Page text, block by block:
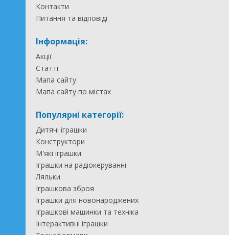
Контакти
Питання та відповіді
Інформація:
Акції
Статті
Мапа сайту
Мапа сайту по містах
Популярні категорії:
Дитячі іграшки
Конструктори
М'які іграшки
Іграшки на радіокеруванні
Ляльки
Іграшкова зброя
Іграшки для новонароджених
Іграшкові машинки та техніка
Інтерактивні іграшки